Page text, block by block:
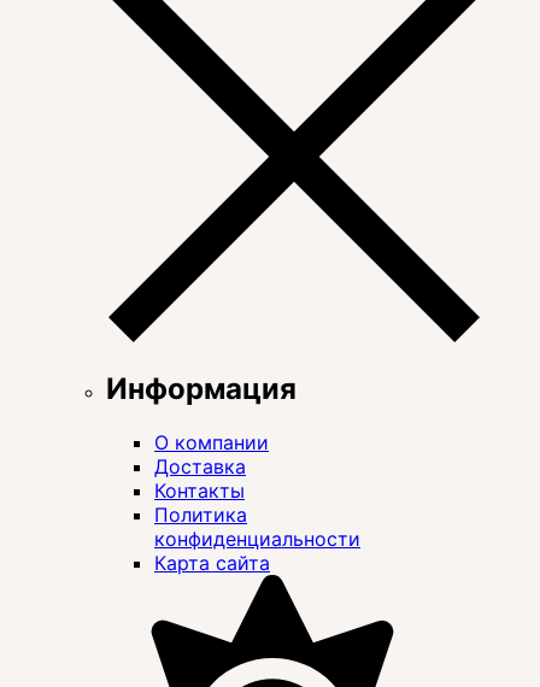
Информация
О компании
Доставка
Контакты
Политика
конфиденциальности
Карта сайта